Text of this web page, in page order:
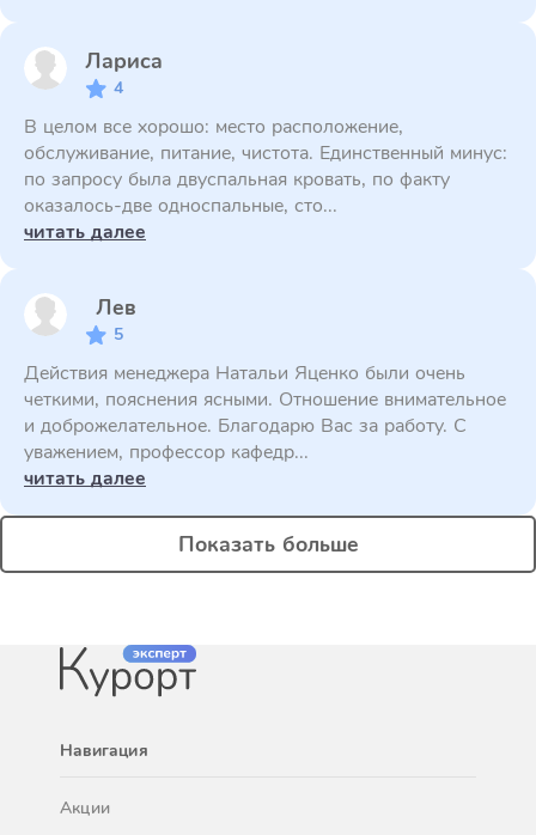
Лариса
4
В целом все хорошо: место расположение,
обслуживание, питание, чистота. Единственный минус:
по запросу была двуспальная кровать, по факту
оказалось-две односпальные, сто...
читать далее
Лев
5
Действия менеджера Натальи Яценко были очень
четкими, пояснения ясными. Отношение внимательное
и доброжелательное. Благодарю Вас за работу. С
уважением, профессор кафедр...
читать далее
Показать больше
Навигация
Акции